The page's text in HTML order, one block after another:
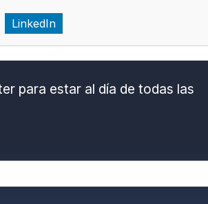
LinkedIn
para estar al día de todas las